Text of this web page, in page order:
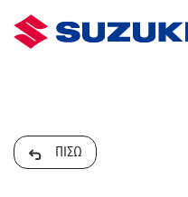
ΠΙΣΩ